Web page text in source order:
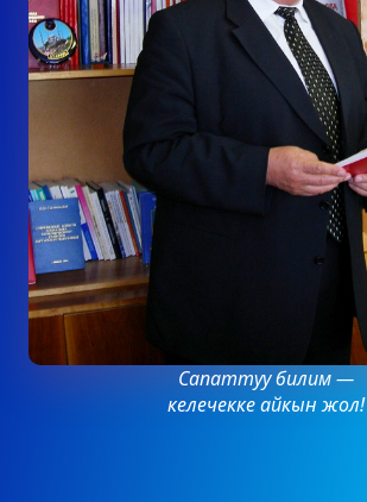
Сапаттуу билим —
келечекке айкын жол!